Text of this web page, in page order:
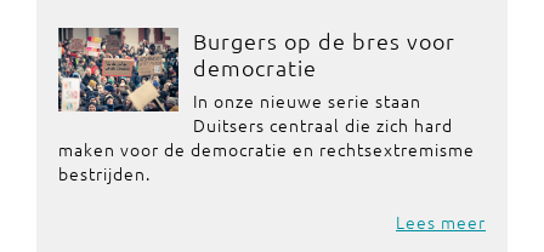
Burgers op de bres voor
democratie
In onze nieuwe serie staan
Duitsers centraal die zich hard
maken voor de democratie en rechtsextremisme
bestrijden.
Lees meer